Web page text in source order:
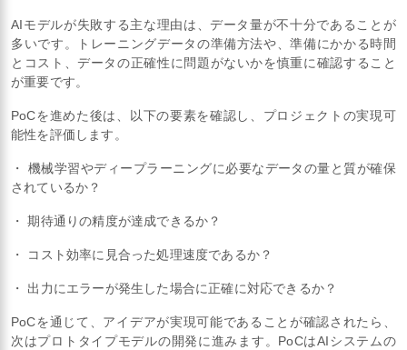
AIモデルが失敗する主な理由は、データ量が不十分であることが
多いです。トレーニングデータの準備方法や、準備にかかる時間
とコスト、データの正確性に問題がないかを慎重に確認すること
が重要です。
PoCを進めた後は、以下の要素を確認し、プロジェクトの実現可
能性を評価します。
・ 機械学習やディープラーニングに必要なデータの量と質が確保
されているか？
・ 期待通りの精度が達成できるか？
・ コスト効率に見合った処理速度であるか？
・ 出力にエラーが発生した場合に正確に対応できるか？
PoCを通じて、アイデアが実現可能であることが確認されたら、
次はプロトタイプモデルの開発に進みます。PoCはAIシステムの